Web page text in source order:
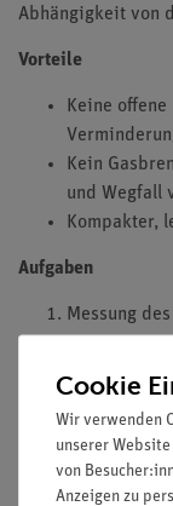
Abhängigkeit von
Vorteile
Keine
Kein
und Wegfall
Kompakter,
Aufgaben
Messung
der
Temperaturen.
Bestimmung
Cookie
Wir verwenden
unserer
von
Anzeigen zu